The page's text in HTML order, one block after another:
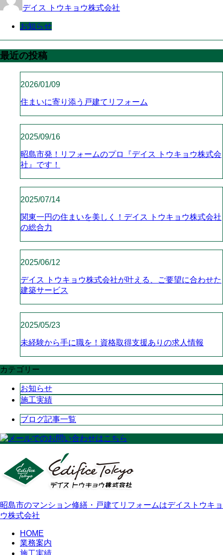
デイス トウキョウ株式会社
お知らせ
最近の投稿
2026/01/09
住まいに寄り添う戸建てリフォーム
2025/09/16
昭島市発！リフォームのプロ『デイス トウキョウ株式会
社』です！
2025/07/14
関東一円の住まいを美しく！デイス トウキョウ株式会社
の総合力
2025/06/12
デイス トウキョウ株式会社が叶える、ご要望に合わせた
建築サービス
2025/05/23
未経験から手に職を！資格取得支援ありの求人情報
カテゴリー
お知らせ
施工実績
ブログ記事一覧
昭島市のマンション修繕・戸建てリフォームはデイストウキョ
ウ株式会社
HOME
業務案内